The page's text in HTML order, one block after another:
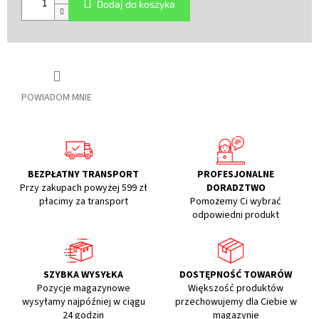
POWIADOM MNIE
Dodaj do koszyka
BEZPŁATNY TRANSPORT
Przy zakupach powyżej 599 zł
płacimy za transport
PROFESJONALNE
DORADZTWO
Pomożemy Ci wybrać
odpowiedni produkt
SZYBKA WYSYŁKA
Pozycje magazynowe
wysyłamy najpóźniej w ciągu
24 godzin
DOSTĘPNOŚĆ TOWARÓW
Większość produktów
przechowujemy dla Ciebie w
magazynie